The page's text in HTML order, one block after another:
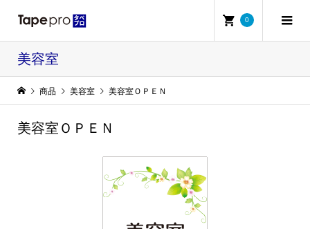
0
美容室
商品 美容室 美容室ＯＰＥＮ
美容室ＯＰＥＮ